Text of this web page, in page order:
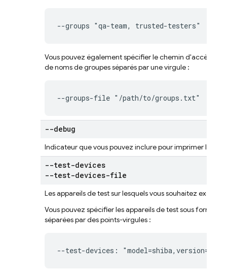
--groups "qa-team, trusted-testers"
Vous pouvez également spécifier le chemin d'accès à
de noms de groupes séparés par une virgule :
--groups-file "/path/to/groups.txt"
--debug
Indicateur que vous pouvez inclure pour imprimer la
--test-devices
--test-devices-file
Les appareils de test sur lesquels vous souhaitez
Vous pouvez spécifier les appareils de test sous forme
séparées par des points-virgules :
--test-devices: